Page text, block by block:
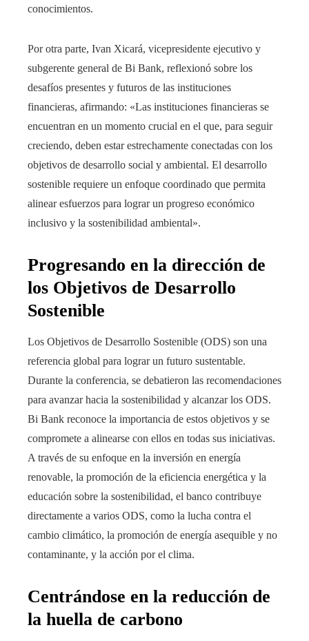
conocimientos.
Por otra parte, Ivan Xicará, vicepresidente ejecutivo y
subgerente general de Bi Bank, reflexionó sobre los
desafíos presentes y futuros de las instituciones
financieras, afirmando: «Las instituciones financieras se
encuentran en un momento crucial en el que, para seguir
creciendo, deben estar estrechamente conectadas con los
objetivos de desarrollo social y ambiental. El desarrollo
sostenible requiere un enfoque coordinado que permita
alinear esfuerzos para lograr un progreso económico
inclusivo y la sostenibilidad ambiental».
Progresando en la dirección de
los Objetivos de Desarrollo
Sostenible
Los Objetivos de Desarrollo Sostenible (ODS) son una
referencia global para lograr un futuro sustentable.
Durante la conferencia, se debatieron las recomendaciones
para avanzar hacia la sostenibilidad y alcanzar los ODS.
Bi Bank reconoce la importancia de estos objetivos y se
compromete a alinearse con ellos en todas sus iniciativas.
A través de su enfoque en la inversión en energía
renovable, la promoción de la eficiencia energética y la
educación sobre la sostenibilidad, el banco contribuye
directamente a varios ODS, como la lucha contra el
cambio climático, la promoción de energía asequible y no
contaminante, y la acción por el clima.
Centrándose en la reducción de
la huella de carbono